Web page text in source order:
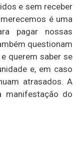
e sem receber
é uma
pagar nossas
questionam
querem saber se
e, em caso
atrasados. A
manifestação do